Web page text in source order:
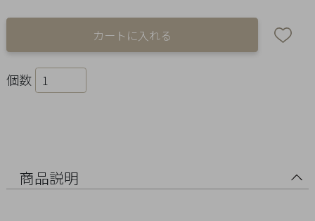
個数
商品説明
Bracelet
Disney
Season
Pick
up